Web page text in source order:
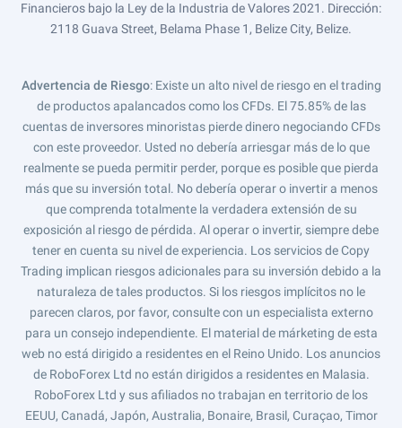
Financieros bajo la Ley de la Industria de Valores 2021. Dirección:
2118 Guava Street, Belama Phase 1, Belize City, Belize.
Advertencia de Riesgo: Existe un alto nivel de riesgo en el trading
de productos apalancados como los CFDs. El 75.85% de las
cuentas de inversores minoristas pierde dinero negociando CFDs
con este proveedor. Usted no debería arriesgar más de lo que
realmente se pueda permitir perder, porque es posible que pierda
más que su inversión total. No debería operar o invertir a menos
que comprenda totalmente la verdadera extensión de su
exposición al riesgo de pérdida. Al operar o invertir, siempre debe
tener en cuenta su nivel de experiencia. Los servicios de Copy
Trading implican riesgos adicionales para su inversión debido a la
naturaleza de tales productos. Si los riesgos implícitos no le
parecen claros, por favor, consulte con un especialista externo
para un consejo independiente. El material de márketing de esta
web no está dirigido a residentes en el Reino Unido. Los anuncios
de RoboForex Ltd no están dirigidos a residentes en Malasia.
RoboForex Ltd y sus afiliados no trabajan en territorio de los
EEUU, Canadá, Japón, Australia, Bonaire, Brasil, Curaçao, Timor